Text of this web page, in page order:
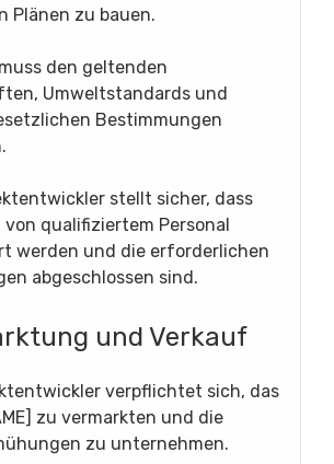
Plänen zu bauen.
den geltenden
Umweltstandards und
Bestimmungen
stellt sicher, dass
von qualifiziertem Personal
werden und die erforderlichen
abgeschlossen sind.
und Verkauf
verpflichtet sich, das
zu vermarkten und die
zu unternehmen.